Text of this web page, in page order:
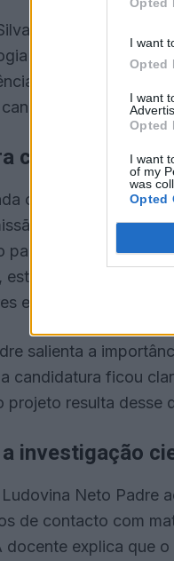
I want
Opted
I want
Opted
I want
of my
was
Opted
o projeto
de parasitas e
A docente
de Évora
como âncora
o papel da
passa por
parasitismo — em
este diálogo
e projetar
salienta a
candidatura ficou
projeto resulta desse
investigação
Neto Padre
de contacto com
explica que